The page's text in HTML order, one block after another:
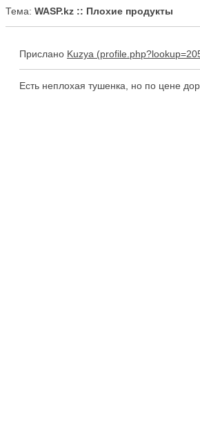
Тема: WASP.kz :: Плохие продукты
Прислано Kuzya
Есть неплохая тушенка, но по цене